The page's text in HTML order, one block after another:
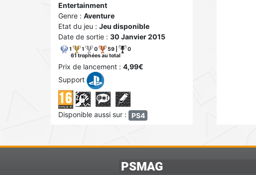
Entertainment
Genre : Aventure
Etat du jeu : Jeu disponible
Date de sortie : 30 Janvier 2015
1 1 0 59 |
0
61 trophées au total
Prix de lancement : 4,99€
Support
Disponible aussi sur : PS4
PSMAG